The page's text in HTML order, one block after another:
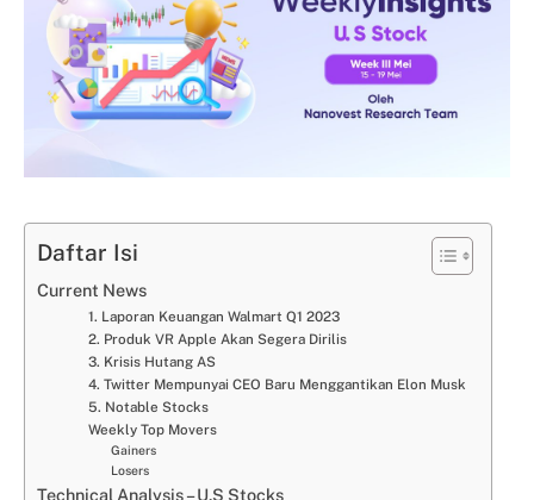
Daftar Isi
Current News
1. Laporan Keuangan Walmart Q1 2023
2. Produk VR Apple Akan Segera Dirilis
3. Krisis Hutang AS
4. Twitter Mempunyai CEO Baru Menggantikan Elon Musk
5. Notable Stocks
Weekly Top Movers
Gainers
Losers
Technical Analysis – U.S Stocks